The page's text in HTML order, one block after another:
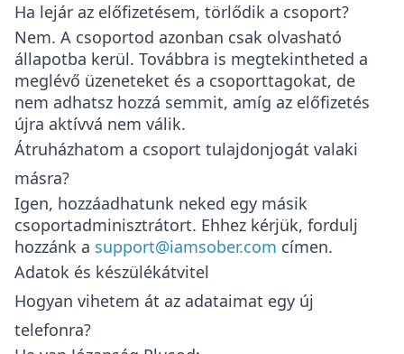
Ha lejár az előfizetésem, törlődik a csoport?
Nem. A csoportod azonban csak olvasható
állapotba kerül. Továbbra is megtekintheted a
meglévő üzeneteket és a csoporttagokat, de
nem adhatsz hozzá semmit, amíg az előfizetés
újra aktívvá nem válik.
Átruházhatom a csoport tulajdonjogát valaki
másra?
Igen, hozzáadhatunk neked egy másik
csoportadminisztrátort. Ehhez kérjük, fordulj
hozzánk a support@iamsober.com címen.
Adatok és készülékátvitel
Hogyan vihetem át az adataimat egy új
telefonra?